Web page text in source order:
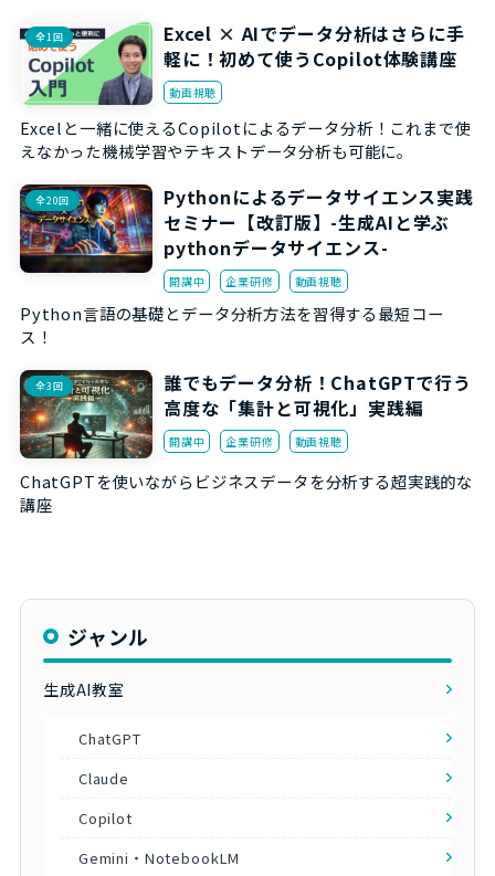
全1回
Excel × AIでデータ分析はさらに手
軽に！初めて使うCopilot体験講座
動画視聴
Excelと一緒に使えるCopilotによるデータ分析！これまで使
えなかった機械学習やテキストデータ分析も可能に。
全20回
Pythonによるデータサイエンス実践
セミナー【改訂版】-生成AIと学ぶ
pythonデータサイエンス-
開講中 企業研修 動画視聴
Python言語の基礎とデータ分析方法を習得する最短コー
ス！
全3回
誰でもデータ分析！ChatGPTで行う
高度な「集計と可視化」実践編
開講中 企業研修 動画視聴
ChatGPTを使いながらビジネスデータを分析する超実践的な
講座
ジャンル
生成AI教室
ChatGPT
Claude
Copilot
Gemini・NotebookLM